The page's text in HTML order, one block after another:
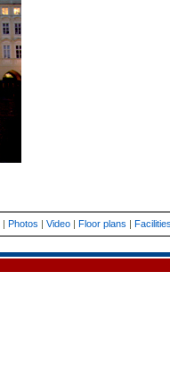
Photos Video Floor plans